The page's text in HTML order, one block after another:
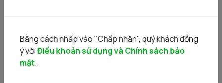
Bằng cách nhấp vào "Chấp nhận", quý khách đồng
ý vớiĐiều khoản sử dụng và Chính sách bảo
mật.